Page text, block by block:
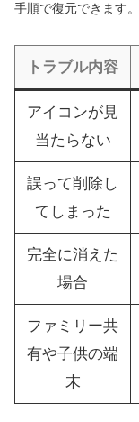
手順で復元できます。
トラブル内容
アイコンが見
当たらない
誤って削除し
てしまった
完全に消えた
場合
ファミリー共
有や子供の端
末